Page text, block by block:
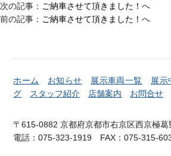
次の記事： ご納車させて頂きました！ へ
前の記事： ご納車させて頂きました！ へ
ホーム お知らせ 展示車両一覧 展示
グ
スタッフ紹介 店舗案内 お問合せ
〒615-0882 京都府京都市右京区西京極葛
電話：075-323-1919 FAX：075-315-